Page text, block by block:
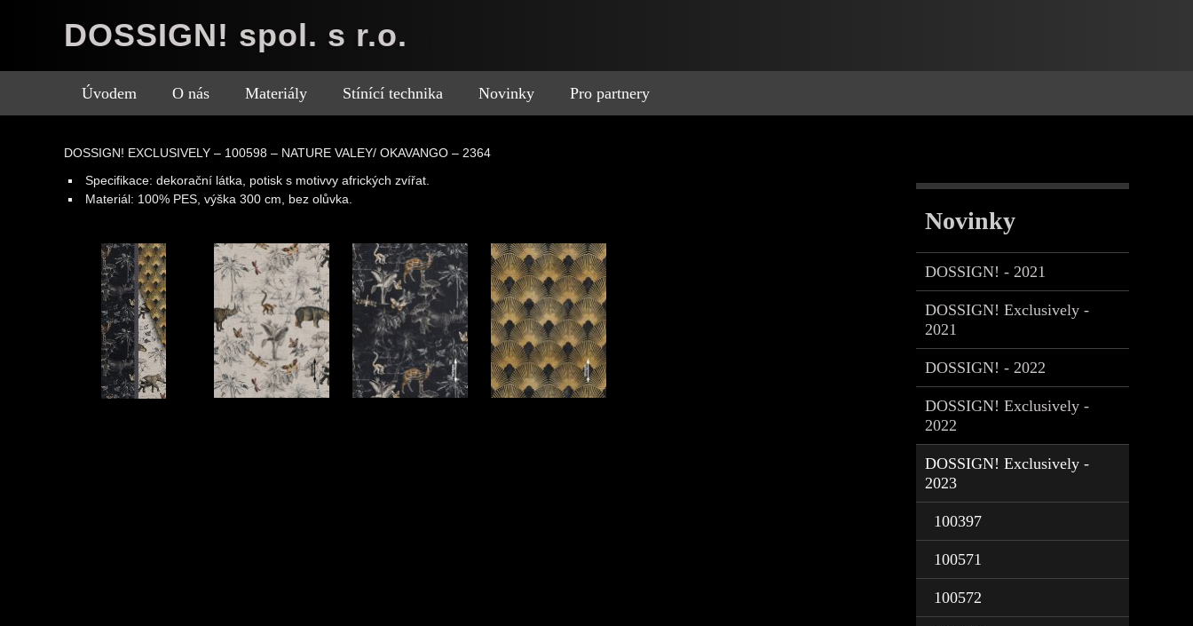
DOSSIGN! spol. s r.o.
Úvodem O nás Materiály Stínící technika Novinky Pro partnery
Novinky
DOSSIGN! - 2021
DOSSIGN! Exclusively -
2021
DOSSIGN! - 2022
DOSSIGN! Exclusively -
2022
DOSSIGN! Exclusively -
2023
100397
100571
100572
DOSSIGN! EXCLUSIVELY – 100598 – NATURE VALEY/ OKAVANGO – 2364
Specifikace: dekorační látka, potisk s motivvy afrických zvířat.
Materiál: 100% PES, výška 300 cm, bez olůvka